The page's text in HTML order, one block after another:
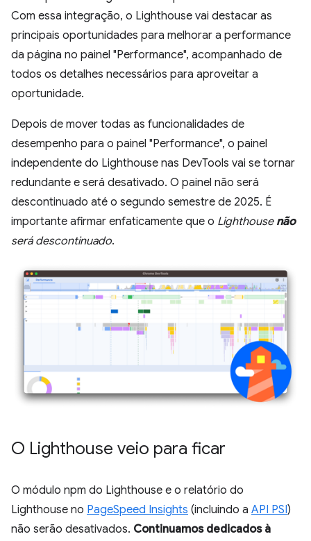
Com essa integração, o Lighthouse vai destacar as
principais oportunidades para melhorar a performance
da página no painel "Performance", acompanhado de
todos os detalhes necessários para aproveitar a
oportunidade.
Depois de mover todas as funcionalidades de
desempenho para o painel "Performance", o painel
independente do Lighthouse nas DevTools vai se tornar
redundante e será desativado. O painel não será
descontinuado até o segundo semestre de 2025. É
importante afirmar enfaticamente que o Lighthouse não
será descontinuado.
O Lighthouse veio para ficar
O módulo npm do Lighthouse e o relatório do
Lighthouse no PageSpeed Insights (incluindo a API PSI)
não serão desativados. Continuamos dedicados à